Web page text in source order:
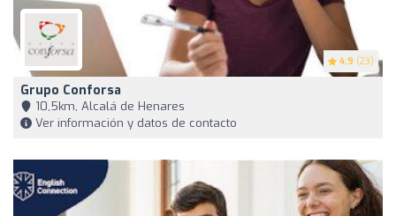
4.9 (23)
Grupo Conforsa
10,5km, Alcalá de Henares
Ver información y datos de contacto